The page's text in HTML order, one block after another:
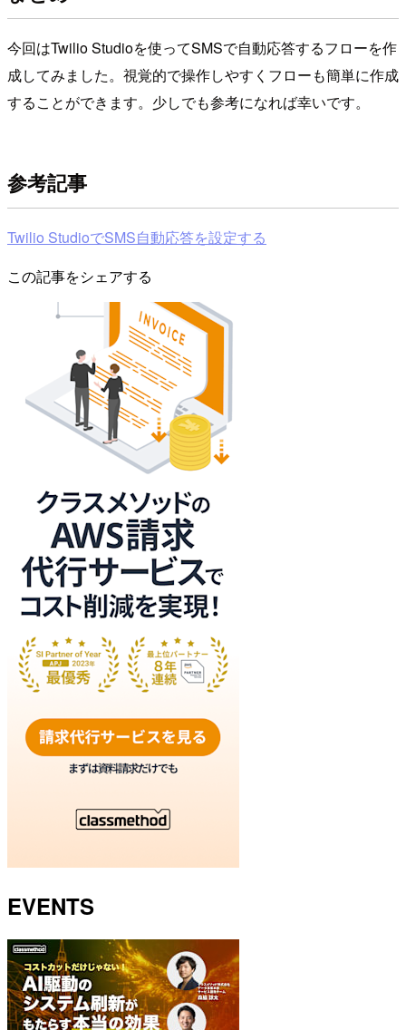
今回はTwilio Studioを使ってSMSで自動応答するフローを作
成してみました。視覚的で操作しやすくフローも簡単に作成
することができます。少しでも参考になれば幸いです。
参考記事
Twilio StudioでSMS自動応答を設定する
この記事をシェアする
EVENTS